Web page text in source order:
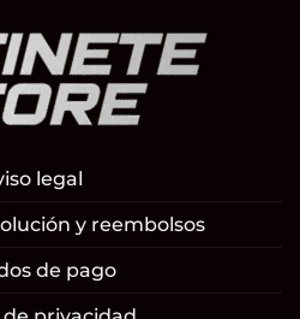
legal
y reembolsos
de pago